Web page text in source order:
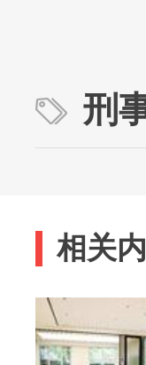
刑
相关